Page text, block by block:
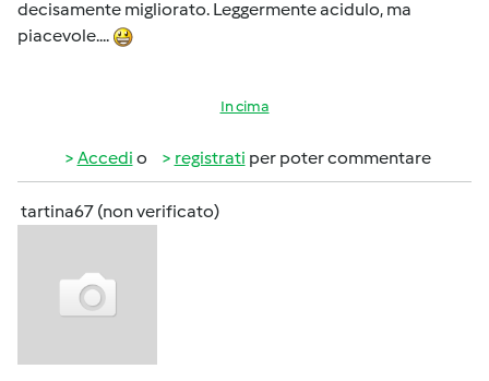
decisamente migliorato. Leggermente acidulo, ma
piacevole....
In cima
Accedi o registrati per poter commentare
tartina67 (non verificato)